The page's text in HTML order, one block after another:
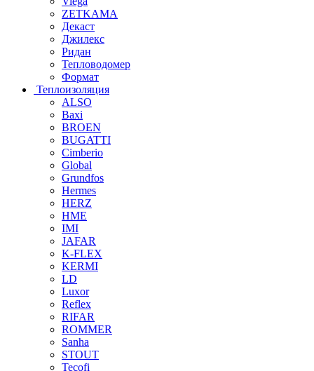
ZETKAMA
Декаст
Джилекс
Ридан
Тепловодомер
Формат
Теплоизоляция
ALSO
Baxi
BROEN
BUGATTI
Cimberio
Global
Grundfos
Hermes
HERZ
HME
IMI
JAFAR
K-FLEX
KERMI
LD
Luxor
Reflex
RIFAR
ROMMER
Sanha
STOUT
Tecofi